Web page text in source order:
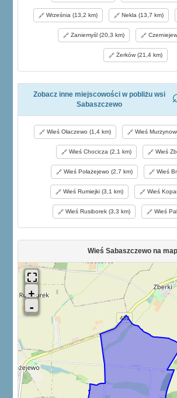
Września (13,2 km) Nekla (13,7 km)
Zaniemyśl (20,3 km)
Żerków (21,4 km)
Zobacz inne miejscowości w pobliżu wsi
Sabaszczewo
Wieś Ołaczewo (1,4 km) Wieś
Wieś Chocicza (2,1 km) Wieś
Wieś Połażejewo (2,7 km) Wieś
Wieś Rumiejki (3,1 km) Wieś
Wieś Rusiborek (3,3 km) Wieś
Wieś Sabaszczewo na